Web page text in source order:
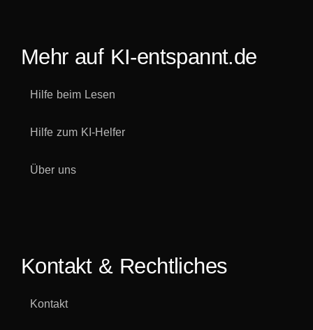
Mehr auf KI-entspannt.de
Hilfe beim Lesen
Hilfe zum KI-Helfer
Über uns
Kontakt & Rechtliches
Kontakt